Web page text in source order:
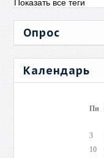
Показать все теги
Опрос
Календарь
Пн
3
10